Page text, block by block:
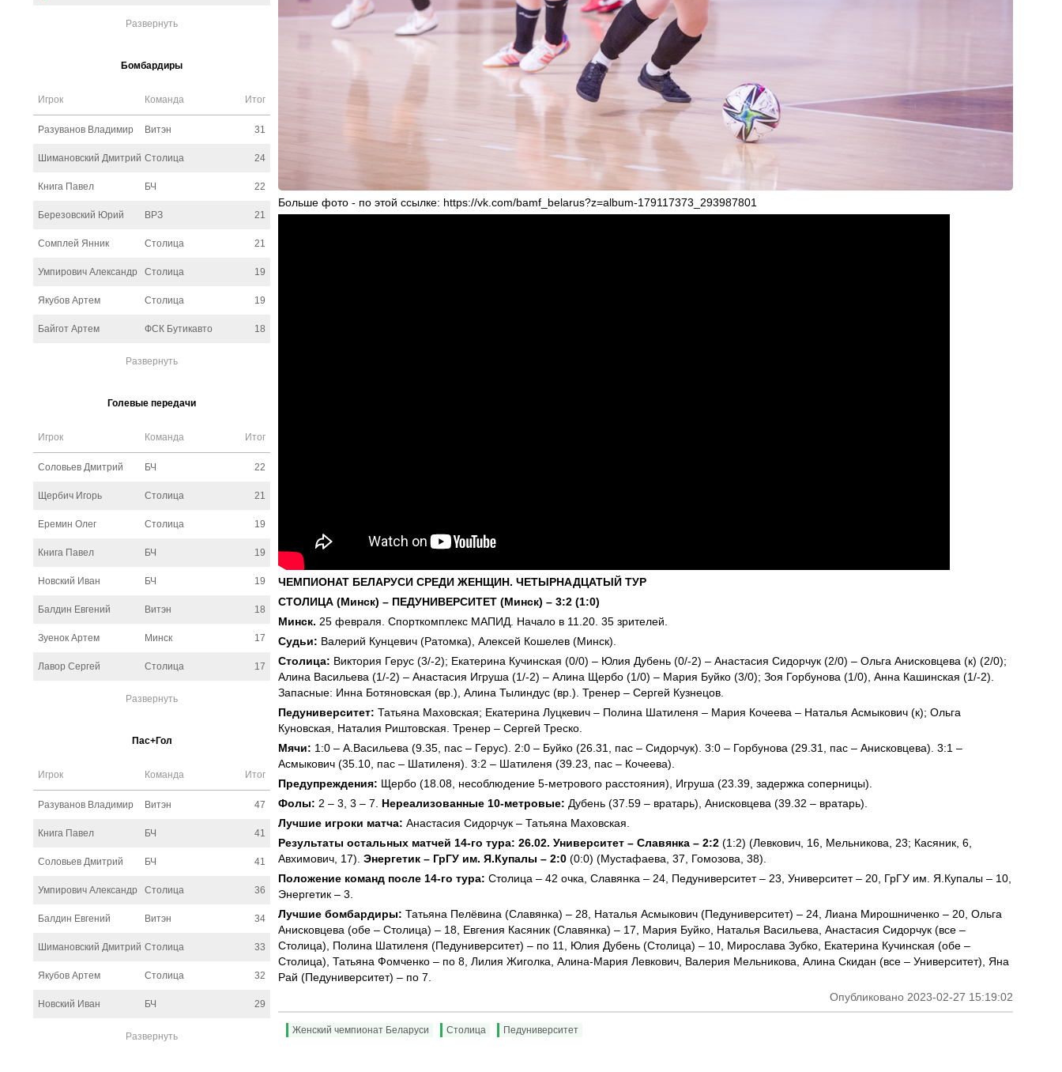
Развернуть
Бомбардиры
Игрок Команда Итог
Разуванов Владимир Витэн 31
Шимановский Дмитрий Столица 24
Книга Павел БЧ 22
Березовский Юрий ВРЗ 21
Сомплей Янник Столица 21
Умпирович Александр Столица 19
Якубов Артем Столица 19
Байгот Артем ФСК Бутикавто 18
Развернуть
Голевые передачи
Игрок Команда Итог
Соловьев Дмитрий БЧ 22
Щербич Игорь Столица 21
Еремин Олег Столица 19
Книга Павел БЧ 19
Новский Иван БЧ 19
Балдин Евгений Витэн 18
Зуенок Артем Минск 17
Лавор Сергей Столица 17
Развернуть
Пас+Гол
Игрок Команда Итог
Разуванов Владимир Витэн 47
Книга Павел БЧ 41
Соловьев Дмитрий БЧ 41
Умпирович Александр Столица 36
Балдин Евгений Витэн 34
Шимановский Дмитрий Столица 33
Якубов Артем Столица 32
Новский Иван БЧ 29
Развернуть
Больше фото - по этой ссылке: https://vk.com/bamf_belarus?z=album-179117373_293987801
ЧЕМПИОНАТ БЕЛАРУСИ СРЕДИ ЖЕНЩИН. ЧЕТЫРНАДЦАТЫЙ ТУР
СТОЛИЦА (Минск) – ПЕДУНИВЕРСИТЕТ (Минск) – 3:2 (1:0)
Минск. 25 февраля. Спорткомплекс МАПИД. Начало в 11.20. 35 зрителей.
Судьи: Валерий Кунцевич (Ратомка), Алексей Кошелев (Минск).
Столица: Виктория Герус (3/-2); Екатерина Кучинская (0/0) – Юлия Дубень (0/-2) – Анастасия Сидорчук (2/0) – Ольга Анисковцева (к) (2/0);
Алина Васильева (1/-2) – Анастасия Игруша (1/-2) – Алина Щербо (1/0) – Мария Буйко (3/0); Зоя Горбунова (1/0), Анна Кашинская (1/-2).
Запасные: Инна Ботяновская (вр.), Алина Тылиндус (вр.). Тренер – Сергей Кузнецов.
Педуниверситет: Татьяна Маховская; Екатерина Луцкевич – Полина Шатиленя – Мария Кочеева – Наталья Асмыкович (к); Ольга
Куновская, Наталия Риштовская. Тренер – Сергей Треско.
Мячи: 1:0 – А.Васильева (9.35, пас – Герус). 2:0 – Буйко (26.31, пас – Сидорчук). 3:0 – Горбунова (29.31, пас – Анисковцева). 3:1 –
Асмыкович (35.10, пас – Шатиленя). 3:2 – Шатиленя (39.23, пас – Кочеева).
Предупреждения: Щербо (18.08, несоблюдение 5-метрового расстояния), Игруша (23.39, задержка соперницы).
Фолы: 2 – 3, 3 – 7. Нереализованные 10-метровые: Дубень (37.59 – вратарь), Анисковцева (39.32 – вратарь).
Лучшие игроки матча: Анастасия Сидорчук – Татьяна Маховская.
Результаты остальных матчей 14-го тура: 26.02. Университет – Славянка – 2:2 (1:2) (Левкович, 16, Мельникова, 23; Касяник, 6,
Авхимович, 17). Энергетик – ГрГУ им. Я.Купалы – 2:0 (0:0) (Мустафаева, 37, Гомозова, 38).
Положение команд после 14-го тура: Столица – 42 очка, Славянка – 24, Педуниверситет – 23, Университет – 20, ГрГУ им. Я.Купалы – 10,
Энергетик – 3.
Лучшие бомбардиры: Татьяна Пелёвина (Славянка) – 28, Наталья Асмыкович (Педуниверситет) – 24, Лиана Мирошниченко – 20, Ольга
Анисковцева (обе – Столица) – 18, Евгения Касяник (Славянка) – 17, Мария Буйко, Наталья Васильева, Анастасия Сидорчук (все –
Столица), Полина Шатиленя (Педуниверситет) – по 11, Юлия Дубень (Столица) – 10, Мирослава Зубко, Екатерина Кучинская (обе –
Столица), Татьяна Фомченко – по 8, Лилия Жиголка, Алина-Мария Левкович, Валерия Мельникова, Алина Скидан (все – Университет), Яна
Рай (Педуниверситет) – по 7.
Опубликовано 2023-02-27 15:19:02
Женский чемпионат Беларуси Столица Педуниверситет